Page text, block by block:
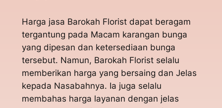
Harga jasa Barokah Florist dapat beragam
tergantung pada Macam karangan bunga
yang dipesan dan ketersediaan bunga
tersebut. Namun, Barokah Florist selalu
memberikan harga yang bersaing dan Jelas
kepada Nasabahnya. Ia juga selalu
membahas harga layanan dengan jelas